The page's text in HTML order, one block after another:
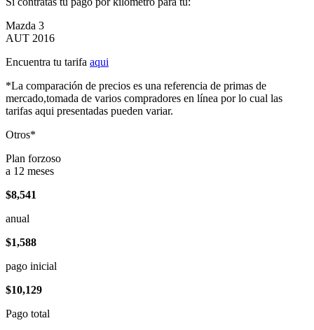
Mazda 3
AUT 2016
Encuentra tu tarifa aqui
*La comparación de precios es una referencia de primas de
mercado,tomada de varios compradores en línea por lo cual las
tarifas aqui presentadas pueden variar.
Otros*
Plan forzoso
a 12 meses
$8,541
anual
$1,588
pago inicial
$10,129
Pago total